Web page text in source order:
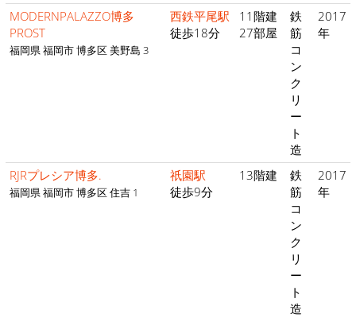
MODERNPALAZZO博多
PROST
福岡県 福岡市 博多区 美野島 3
西鉄平尾駅
徒歩18分
11階建
27部屋
鉄
筋
コ
ン
ク
リ
ー
ト
造
2017
年
RJRプレシア博多.
福岡県 福岡市 博多区 住吉 1
祇園駅
徒歩9分
13階建
鉄
筋
コ
ン
ク
リ
ー
ト
造
2017
年